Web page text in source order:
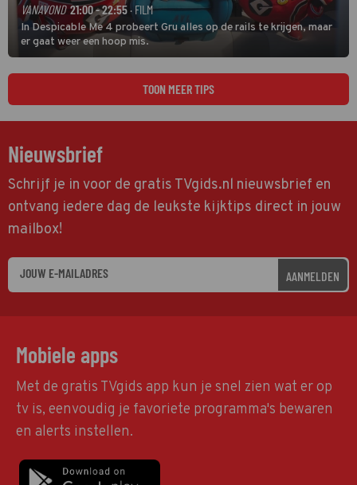
VANAVOND 21:00 - 22:55 · FILM
In Despicable Me 4 probeert Gru alles op de rails te krijgen, maar
er gaat weer een hoop mis.
TOON MEER TIPS
Nieuwsbrief
Schrijf je in voor de gratis TVgids.nl nieuwsbrief en
ontvang iedere dag de leukste kijktips direct in jouw
mailbox!
AANMELDEN
Mobiele apps
Met de gratis TVgids app kun je snel zien wat er op
tv is, eenvoudig je favoriete programma's bewaren
en alerts instellen.